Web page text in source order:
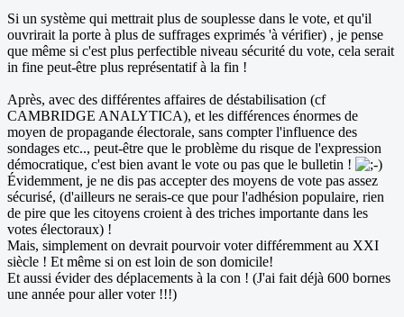
Si un système qui mettrait plus de souplesse dans le vote, et qu'il
ouvrirait la porte à plus de suffrages exprimés 'à vérifier) , je pense
que même si c'est plus perfectible niveau sécurité du vote, cela serait
in fine peut-être plus représentatif à la fin !
Après, avec des différentes affaires de déstabilisation (cf
CAMBRIDGE ANALYTICA), et les différences énormes de
moyen de propagande électorale, sans compter l'influence des
sondages etc.., peut-être que le problème du risque de l'expression
démocratique, c'est bien avant le vote ou pas que le bulletin !
Évidemment, je ne dis pas accepter des moyens de vote pas assez
sécurisé, (d'ailleurs ne serais-ce que pour l'adhésion populaire, rien
de pire que les citoyens croient à des triches importante dans les
votes électoraux) !
Mais, simplement on devrait pourvoir voter différemment au XXI
siècle ! Et même si on est loin de son domicile!
Et aussi évider des déplacements à la con ! (J'ai fait déjà 600 bornes
une année pour aller voter !!!)